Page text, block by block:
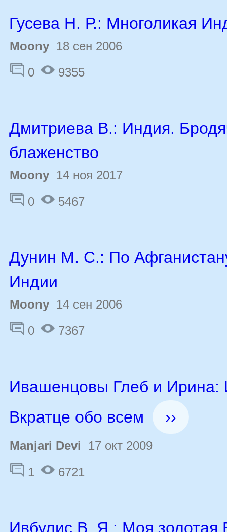
Гусева Н. Р.: Многоликая
Moony 18 сен 2006
0
9355
Дмитриева В.: Индия.
блаженство
Moony 14 ноя 2017
0
5467
Дунин М. С.: По
Индии
Moony 14 сен 2006
0
7367
Ивашенцовы Глеб и Ирина:
Вкратце обо всем
››
Manjari Devi 17 окт 2009
1
6721
Ивбулис В. Я.: Моя золотая